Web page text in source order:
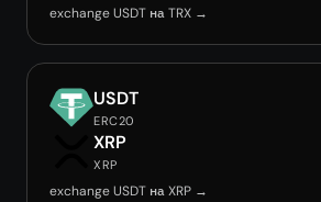
exchange USDT на TRX →
USDT
ERC20
XRP
XRP
exchange USDT на XRP →